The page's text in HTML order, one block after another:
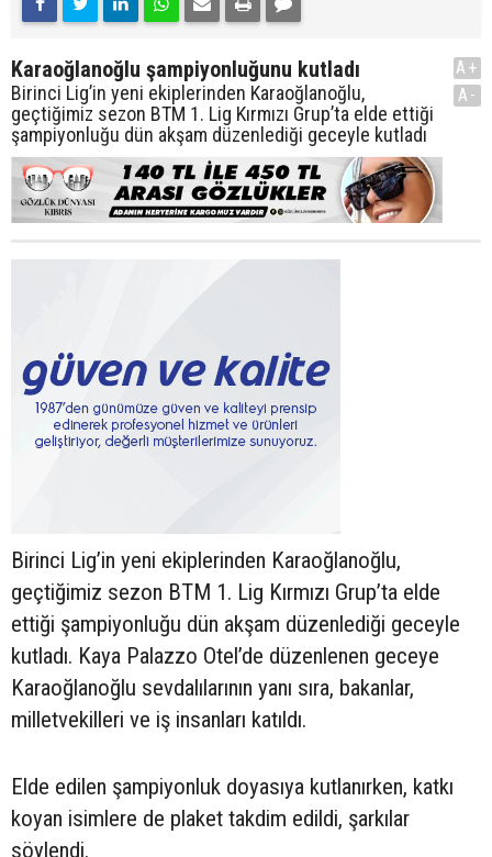
Karaoğlanoğlu şampiyonluğunu kutladı
Birinci Lig’in yeni ekiplerinden Karaoğlanoğlu,
geçtiğimiz sezon BTM 1. Lig Kırmızı Grup’ta elde ettiği
şampiyonluğu dün akşam düzenlediği geceyle kutladı
A+
A-
Birinci Lig’in yeni ekiplerinden Karaoğlanoğlu,
geçtiğimiz sezon BTM 1. Lig Kırmızı Grup’ta elde
ettiği şampiyonluğu dün akşam düzenlediği geceyle
kutladı. Kaya Palazzo Otel’de düzenlenen geceye
Karaoğlanoğlu sevdalılarının yanı sıra, bakanlar,
milletvekilleri ve iş insanları katıldı.
Elde edilen şampiyonluk doyasıya kutlanırken, katkı
koyan isimlere de plaket takdim edildi, şarkılar
söylendi.